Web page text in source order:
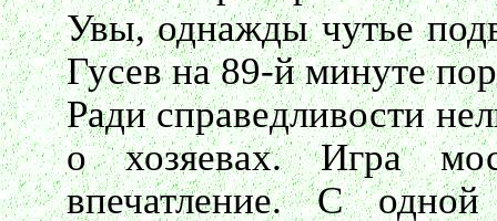
Увы, однажды чутье
Гусев на 89-й минуте
Ради справедливости
о хозяевах. Игра
впечатление. С